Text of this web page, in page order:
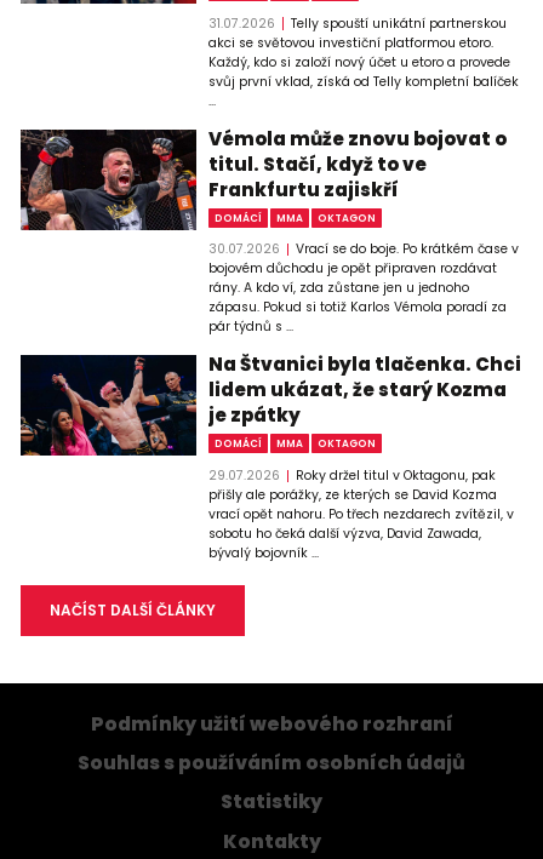
31.07.2026
Telly spouští unikátní partnerskou
akci se světovou investiční platformou etoro.
Každý, kdo si založí nový účet u etoro a provede
svůj první vklad, získá od Telly kompletní balíček
...
Vémola může znovu bojovat o
titul. Stačí, když to ve
Frankfurtu zajiskří
DOMÁCÍ MMA OKTAGON
30.07.2026
Vrací se do boje. Po krátkém čase v
bojovém důchodu je opět připraven rozdávat
rány. A kdo ví, zda zůstane jen u jednoho
zápasu. Pokud si totiž Karlos Vémola poradí za
pár týdnů s ...
Na Štvanici byla tlačenka. Chci
lidem ukázat, že starý Kozma
je zpátky
DOMÁCÍ MMA OKTAGON
29.07.2026
Roky držel titul v Oktagonu, pak
přišly ale porážky, ze kterých se David Kozma
vrací opět nahoru. Po třech nezdarech zvítězil, v
sobotu ho čeká další výzva, David Zawada,
bývalý bojovník ...
NAČÍST DALŠÍ ČLÁNKY
Podmínky užití webového rozhraní
Souhlas s používáním osobních údajů
Statistiky
Kontakty